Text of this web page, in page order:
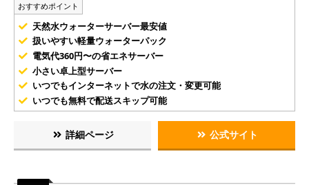
おすすめポイント
天然水ウォーターサーバー最安値
扱いやすい軽量ウォーターパック
電気代360円〜の省エネサーバー
小さい卓上型サーバー
いつでもインターネットで水の注文・変更可能
いつでも無料で配送スキップ可能
詳細ページ 公式サイト